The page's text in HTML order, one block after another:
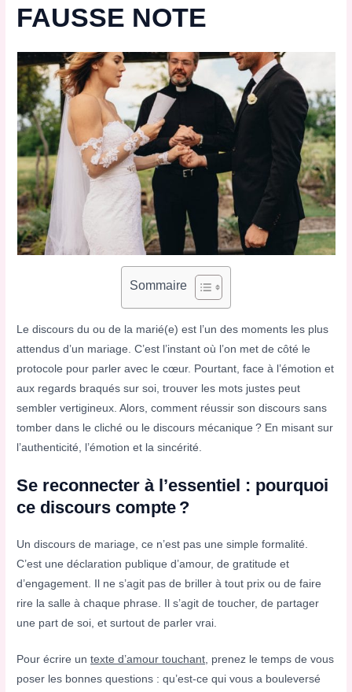
FAUSSE NOTE
Sommaire
Le discours du ou de la marié(e) est l’un des moments les plus
attendus d’un mariage. C’est l’instant où l’on met de côté le
protocole pour parler avec le cœur. Pourtant, face à l’émotion et
aux regards braqués sur soi, trouver les mots justes peut
sembler vertigineux. Alors, comment réussir son discours sans
tomber dans le cliché ou le discours mécanique ? En misant sur
l’authenticité, l’émotion et la sincérité.
Se reconnecter à l’essentiel : pourquoi
ce discours compte ?
Un discours de mariage, ce n’est pas une simple formalité.
C’est une déclaration publique d’amour, de gratitude et
d’engagement. Il ne s’agit pas de briller à tout prix ou de faire
rire la salle à chaque phrase. Il s’agit de toucher, de partager
une part de soi, et surtout de parler vrai.
Pour écrire untexte d’amour touchant, prenez le temps de vous
poser les bonnes questions : qu’est-ce qui vous a bouleversé